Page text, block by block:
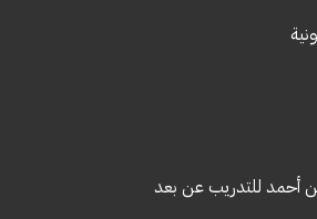
أحمد للتدريب عن بعد